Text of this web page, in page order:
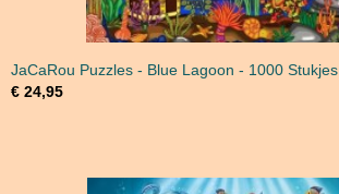
JaCaRou Puzzles - Blue Lagoon - 1000 Stukjes
€ 24,95